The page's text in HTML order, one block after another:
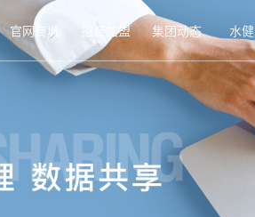
官网商城 招商加盟 集团动态 水